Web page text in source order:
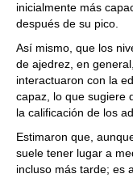
inicialmente más
después de su pico.
Así mismo, que los
de ajedrez, en
interactuaron con la
capaz, lo que sugiere
la calificación de los
Estimaron que,
suele tener lugar a
incluso más tarde; es